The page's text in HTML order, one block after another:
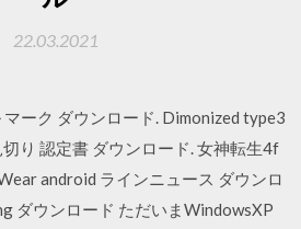
22.03.2021
ーク ダウンロード. Dimonized type3
り 認定書 ダウンロード. 女神転生4f
android ラインニュース ダウンロ
ダウンロード ただいまWindowsXP